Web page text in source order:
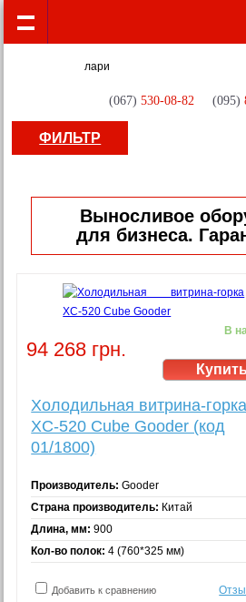
(067) 530-08-82 (095)
ФИЛЬТР
Выносливое
для бизнеса.
94 268 грн.
В
Холодильная витрина-горка
XC-520 Cube Gooder (код
01/1800)
Производитель: Gooder
Страна производитель: Китай
Длина, мм: 900
Кол-во полок: 4 (760*325 мм)
Добавить к сравнению